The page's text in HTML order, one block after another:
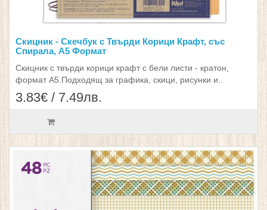
Скицник - Скечбук с Твърди Корици Крафт, със
Спирала, А5 Формат
Скицник с твърди корици крафт с бели листи - кратон,
формат А5.Подходящ за графика, скици, рисунки и..
3.83€ / 7.49лв.